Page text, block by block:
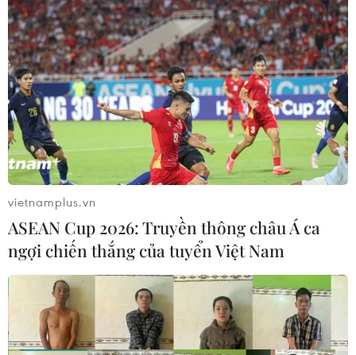
vietnamplus.vn
ASEAN Cup 2026: Truyền thông châu Á ca
ngợi chiến thắng của tuyển Việt Nam